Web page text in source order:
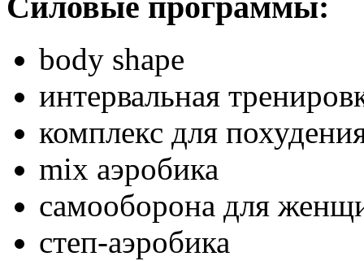
body shape
интервальная
комплекс для
mix аэробика
самооборона для
степ-аэробика